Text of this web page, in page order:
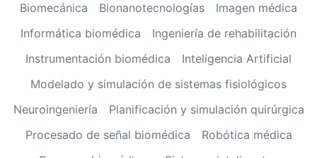
Biomecánica
Bionanotecnologías
Imagen médica
Informática biomédica
Ingeniería de rehabilitación
Instrumentación biomédica
Inteligencia Artificial
Modelado y simulación de sistemas fisiológicos
Neuroingeniería
Planificación y simulación quirúrgica
Procesado de señal biomédica
Robótica médica